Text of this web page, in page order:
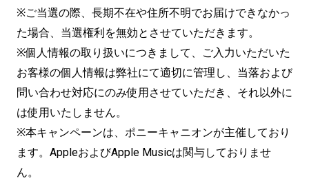
※ご当選の際、長期不在や住所不明でお届けできなかっ
た場合、当選権利を無効とさせていただきます。
※個人情報の取り扱いにつきまして、ご入力いただいた
お客様の個人情報は弊社にて適切に管理し、当落および
問い合わせ対応にのみ使用させていただき、それ以外に
は使用いたしません。
※本キャンペーンは、ポニーキャニオンが主催しており
ます。AppleおよびApple Musicは関与しておりませ
ん。